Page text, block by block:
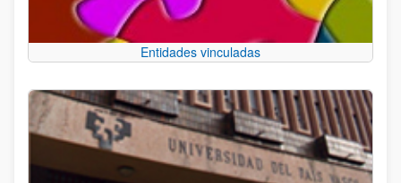
Entidades vinculadas